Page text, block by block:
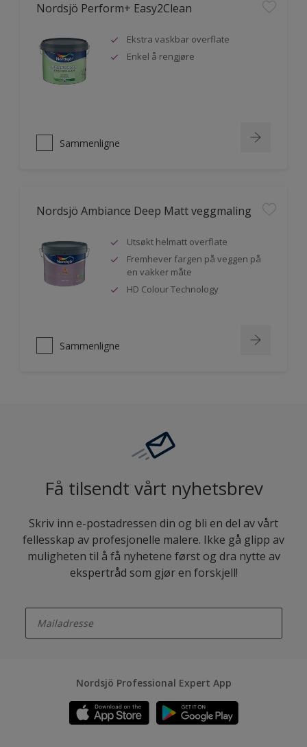
Nordsjö Perform+ Easy2Clean
Ekstra vaskbar overflate
Enkel å rengjøre
Sammenligne
Nordsjö Ambiance Deep Matt veggmaling
Utsøkt helmatt overflate
Fremhever fargen på veggen på
en vakker måte
HD Colour Technology
Sammenligne
Få tilsendt vårt nyhetsbrev
Skriv inn e-postadressen din og bli en del av vårt
fellesskap av profesjonelle malere. Ikke gå glipp av
muligheten til å få nyhetene først og dra nytte av
ekspertråd som gjør en forskjell!
Nordsjö Professional Expert App